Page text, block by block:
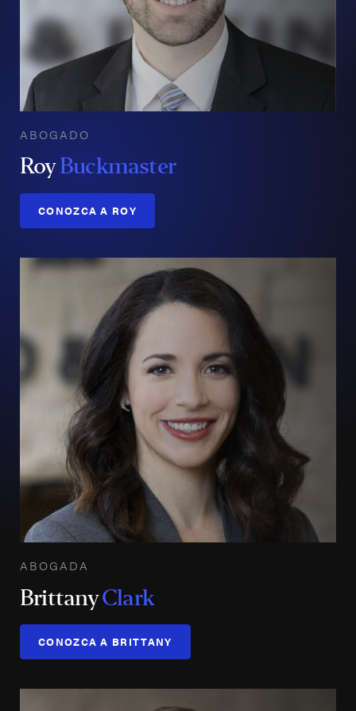
ABOGADO
RoyBuckmaster
CONOZCA A ROY
ABOGADA
BrittanyClark
CONOZCA A BRITTANY